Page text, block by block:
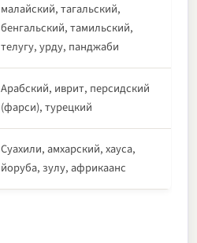
малайский, тагальский,
бенгальский, тамильский,
телугу, урду, панджаби
Арабский, иврит, персидский
(фарси), турецкий
Суахили, амхарский, хауса,
йоруба, зулу, африкаанс